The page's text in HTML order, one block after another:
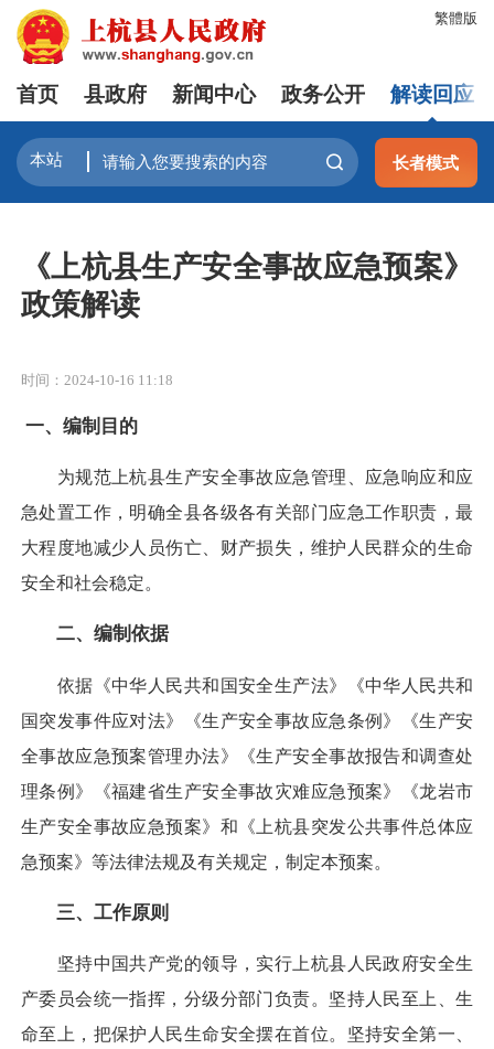
繁體版
首页 县政府 新闻中心 政务公开 解读回应
长者模式
《上杭县生产安全事故应急预案》
政策解读
时间：2024-10-16 11:18
一、 编制目的
为规范上杭县生产安全事故应急管理、应急响应和应
急处置工作，明确全县各级各有关部门应急工作职责，最
大程度地减少人员伤亡、财产损失，维护人民群众的生命
安全和社会稳定。
二、 编制依据
依据《中华人民共和国安全生产法》《中华人民共和
国突发事件应对法》《生产安全事故应急条例》《生产安
全事故应急预案管理办法》《生产安全事故报告和调查处
理条例》《福建省生产安全事故灾难应急预案》《龙岩市
生产安全事故应急预案》和《上杭县突发公共事件总体应
急预案》等法律法规及有关规定，制定本预案。
三、 工作原则
坚持中国共产党的领导，实行上杭县人民政府安全生
产委员会统一指挥，分级分部门负责。坚持人民至上、生
命至上，把保护人民生命安全摆在首位。坚持安全第一、